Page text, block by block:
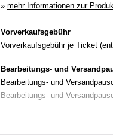
» mehr Informationen zur
Vorverkaufsgebühr
Vorverkaufsgebühr je Ticket
Bearbeitungs- und
Bearbeitungs- und
Bearbeitungs- und